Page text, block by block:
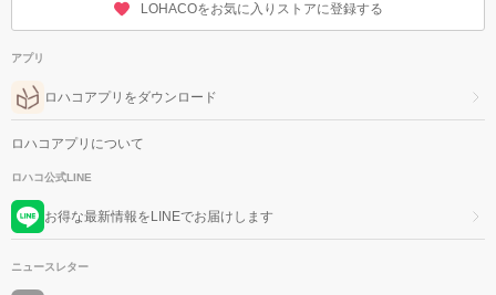
LOHACOをお気に入りストアに登録する
アプリ
ロハコアプリをダウンロード
ロハコアプリについて
ロハコ公式LINE
お得な最新情報をLINEでお届けします
ニュースレター